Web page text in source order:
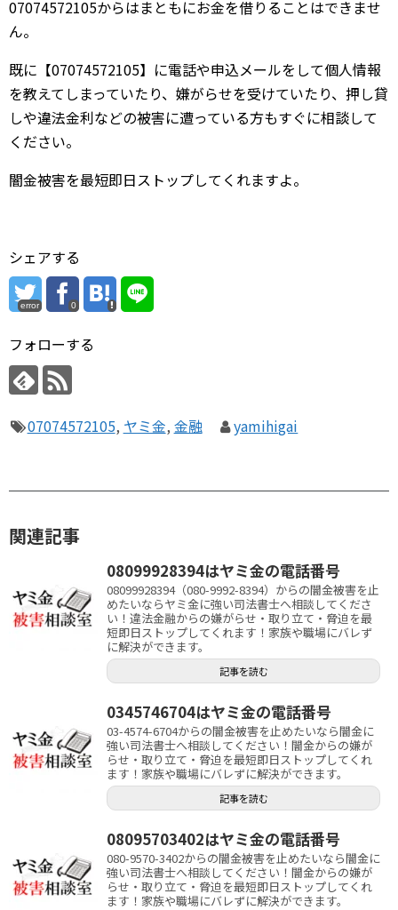
07074572105からはまともにお金を借りることはできませ
ん。
既に【07074572105】に電話や申込メールをして個人情報
を教えてしまっていたり、嫌がらせを受けていたり、押し貸
しや違法金利などの被害に遭っている方もすぐに相談して
ください。
闇金被害を最短即日ストップしてくれますよ。
シェアする
error 0
フォローする
07074572105, ヤミ金, 金融 yamihigai
関連記事
08099928394はヤミ金の電話番号
08099928394（080-9992-8394）からの闇金被害を止
めたいならヤミ金に強い司法書士へ相談してくださ
い！違法金融からの嫌がらせ・取り立て・脅迫を最
短即日ストップしてくれます！家族や職場にバレず
に解決ができます。
記事を読む
0345746704はヤミ金の電話番号
03-4574-6704からの闇金被害を止めたいなら闇金に
強い司法書士へ相談してください！闇金からの嫌が
らせ・取り立て・脅迫を最短即日ストップしてくれ
ます！家族や職場にバレずに解決ができます。
記事を読む
08095703402はヤミ金の電話番号
080-9570-3402からの闇金被害を止めたいなら闇金に
強い司法書士へ相談してください！闇金からの嫌が
らせ・取り立て・脅迫を最短即日ストップしてくれ
ます！家族や職場にバレずに解決ができます。